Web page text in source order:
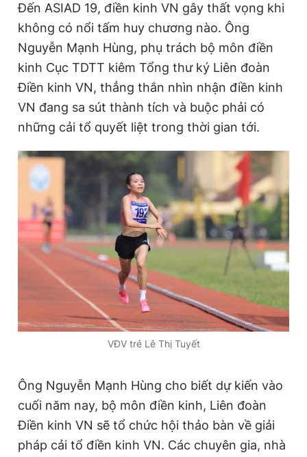
bản. Phát triển bởi ePi Technologies, JSC.
Đến ASIAD 19, điền kinh VN gây thất vọng khi
không có nổi tấm huy chương nào. Ông
Nguyễn Mạnh Hùng, phụ trách bộ môn điền
kinh Cục TDTT kiêm Tổng thư ký Liên đoàn
Điền kinh VN, thẳng thắn nhìn nhận điền kinh
VN đang sa sút thành tích và buộc phải có
những cải tổ quyết liệt trong thời gian tới.
VĐV trẻ Lê Thị Tuyết
Ông Nguyễn Mạnh Hùng cho biết dự kiến vào
cuối năm nay, bộ môn điền kinh, Liên đoàn
Điền kinh VN sẽ tổ chức hội thảo bàn về giải
pháp cải tổ điền kinh VN. Các chuyên gia, nhà